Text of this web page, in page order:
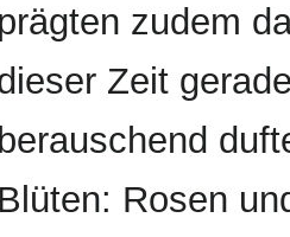
prägten zudem
Zeit
berauschend
Blüten: Rosen